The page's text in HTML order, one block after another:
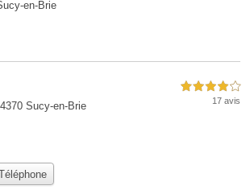
en-Brie
Sucy-en-Brie
4,0 étoiles sur 5
17 avis